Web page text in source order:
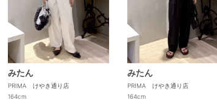
みたん
PRIMA けやき通り店
164cm
みたん
PRIMA けやき通り店
164cm